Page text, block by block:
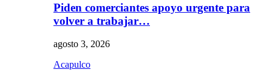
Piden comerciantes apoyo urgente para
volver a trabajar…
agosto 3, 2026
Acapulco